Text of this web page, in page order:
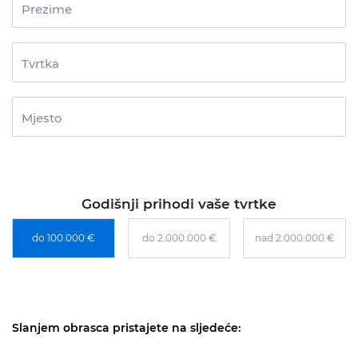
Prezime
Tvrtka
Mjesto
Godišnji prihodi vaše tvrtke
do 100.000 € do 2.000.000 € nad 2.000.000 €
Slanjem obrasca pristajete na sljedeće: